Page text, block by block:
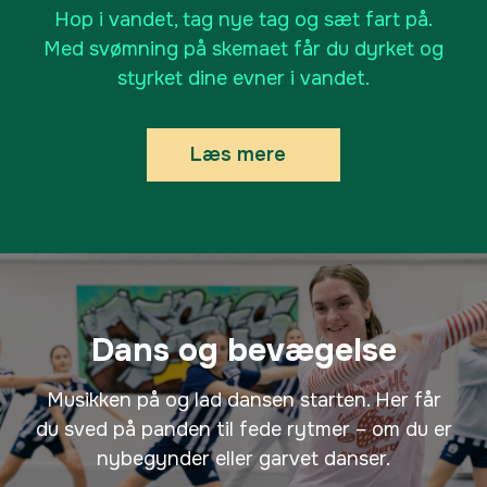
Hop i vandet, tag nye tag og sæt fart på.
Med svømning på skemaet får du dyrket og
styrket dine evner i vandet.
Læs mere
for undervisningen. Faget består både
af øvelser, selvtræning, hygge og
masser af vandpjaskeri.
Dans og bevægelse
Musikken på og lad dansen starten. Her får
du sved på panden til fede rytmer – om du er
nybegynder eller garvet danser.
Dette valgfag er for alle, der kan lide
at bevæge sig til musik - uanset om
man en garvet stepdanser eller
nybegynder. Vi skal se på, hvordan en
dans er bygget op, lære hvordan man
kan udtrykke sig gennem bevægelse
og øge vores kropsbevidsthed og
kontrol. Vi skal lære andres